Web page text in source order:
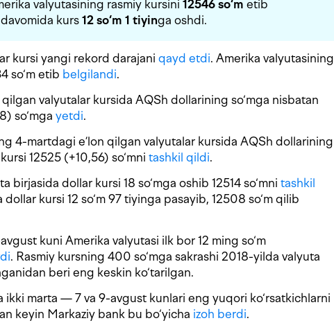
valyutasining rasmiy kursini 12546 so‘m etib
kurs 12 so‘m 1 tiyinga oshdi.
kursi yangi rekord darajani qayd etdi. Amerika valyutasining
so‘m etib belgilandi.
valyutalar kursida AQSh dollarining so‘mga nisbatan
so‘mga yetdi.
4-martdagi e’lon qilgan valyutalar kursida AQSh dollarining
12525 (+10,56) so‘mni tashkil qildi.
birjasida dollar kursi 18 so‘mga oshib 12514 so‘mni tashkil
kursi 12 so‘m 97 tiyinga pasayib, 12508 so‘m qilib
kuni Amerika valyutasi ilk bor 12 ming so‘m
. Rasmiy kursning 400 so‘mga sakrashi 2018-yilda valyuta
beri eng keskin ko‘tarilgan.
ikki marta — 7 va 9-avgust kunlari eng yuqori ko‘rsatkichlarni
keyin Markaziy bank bu bo‘yicha izoh berdi.